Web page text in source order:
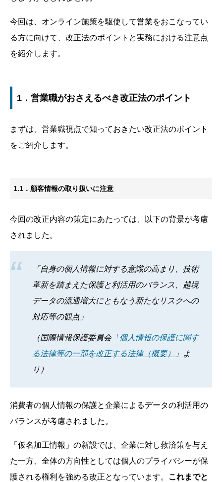
今回は、オンライン施策を駆使して営業をおこなってい
る方に向けて、改正法のポイントと実務における注意点
を紹介します。
1．営業職がおさえるべき改正法のポイント
まずは、営業職視点で知っておきたい改正法のポイント
をご紹介します。
1.1．顧客情報の取り扱いに注意
今回の改正内容の策定にあたっては、以下の背景が考慮
されました。
「自身の個人情報に対する意識の高まり、技術
革新を踏まえた保護と利活用のバランス、越境
データの流通増大にともなう新たなリスクへの
対応等の観点」
（国際情報保護委員会「 個人情報の保護に関す
る法律等の一部を改正する法律（概要）
」よ
り）
消費者の個人情報の保護と企業によるデータの利活用の
バランスが考慮されました。
「仮名加工情報」の新設では、企業に対し救済策を与え
た一方、全体の方向性としては個人のプライバシーが保
護される権利を強める改正となっています。 これまでと